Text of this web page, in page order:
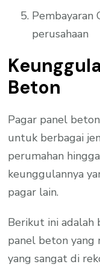
Pembayaran
perusahaan
Beton
Pagar panel
untuk berbagai
perumahan
keunggulannya
pagar lain.
Berikut ini adalah
panel beton yang
yang sangat di